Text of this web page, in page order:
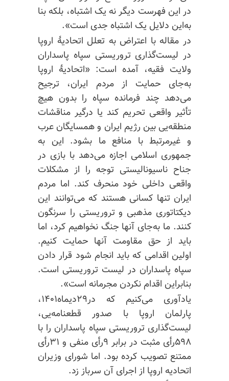
در این فهرست دیگر نه یک اشتباه، بلکه بنا
به‌این دلایل یک اشتباه جدی است».
در مقاله با اعتراض به تعلل اتحادیهٔ اروپا
در لیست‌گذاری تروریستی سپاه پاسداران
ولایت فقیه، آمده است: «اتحادیهٔ اروپا
به‌جای حمایت از مردم ایران، ترجیح
می‌دهد چند فرمانده سپاه را بدون هیچ
تأثیر واقعی تحریم کند یا درگیر مناقشات
منطقه‌یی بین رژیم ایران و همسایگان عرب
و غیرمرتبط با منافع ما بشود. این به
جمهوری اسلامی اجازه می‌دهد با بازی در
جناح ناسیونالیستی توجه را از مشکلات
واقعی داخلی خود منحرف کند. اما مردم
ایران تنها کسانی هستند که می‌توانند این
دیکتاتوری مذهبی و تروریستی را سرنگون
کنند. ما به‌جای آنها جنگ نخواهیم کرد، اما
باید از حق مقاومت آنها حمایت کنیم.
اولین اقدامی که باید انجام شود قرار دادن
سپاه پاسداران در لیست تروریستی است.
بنابراین اقدام نکردن مجرمانه است».
یادآوری می‌کنیم که در۲۹دیماه۱۴۰۱،
پارلمان اروپا با صدور قطعنامه‌یی،
لیست‌گذاری تروریستی سپاه پاسداران را با
۵۹۸رأی مثبت در برابر ۹رأی منفی و ۳۱رأی
ممتنع تصویب کرده بود. اما شورای وزیران
اتحادیه اروپا از اجرای آن سرباز زد.